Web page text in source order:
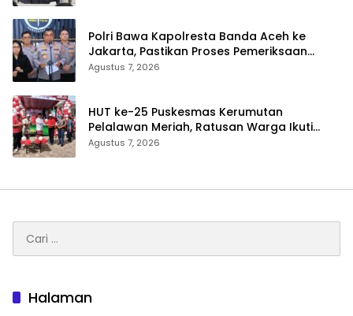
Polri Bawa Kapolresta Banda Aceh ke
Jakarta, Pastikan Proses Pemeriksaan
Profesional dan Transparan
Agustus 7, 2026
HUT ke-25 Puskesmas Kerumutan
Pelalawan Meriah, Ratusan Warga Ikuti
Jalan Santai dan Cek Kesehatan Gratis
Agustus 7, 2026
untuk:
Halaman